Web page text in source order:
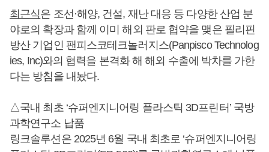
최근식은 조선·해양, 건설, 재난 대응 등 다양한 산업 분
야로의 확장과 함께 이미 해외 판로 협약을 맺은 필리핀
방산 기업인 팬피스코테크놀러지스(Panpisco Technolog
ies, Inc)와의 협력을 본격화 해 해외 수출에 박차를 가한
다는 방침을 내놨다.
△국내 최초 ‘슈퍼엔지니어링 플라스틱 3D프린터’ 국방
과학연구소 납품
링크솔루션은 2025년 6월 국내 최초로 ‘슈퍼엔지니어링